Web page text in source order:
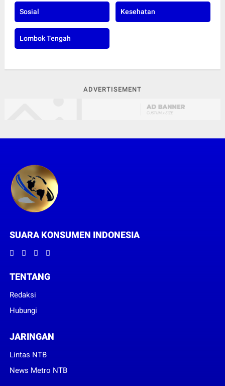
Sosial Kesehatan
Lombok Tengah
ADVERTISEMENT
SUARA KONSUMEN INDONESIA
TENTANG
Redaksi
Hubungi
JARINGAN
Lintas NTB
News Metro NTB